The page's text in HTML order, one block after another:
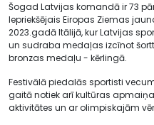
Šogad Latvijas komandā ir 73
Iepriekšējais Eiropas Ziemas
2023.gadā Itālijā, kur Latvijas
un sudraba medaļas izcīnot
bronzas medaļu - kērlingā.
Festivālā piedalās sportisti
gaitā notiek arī kultūras
aktivitātes un ar olimpiskajām